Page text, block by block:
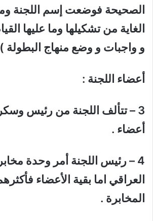
الصحيحة فوضعت إسم اللجنة
الغاية من تشكيلها وما عليها
و واجبات و وضع منهاج البطولة
أعضاء اللجنة :
3 – تتألف اللجنة من رئيس
أعضاء .
4 – رئيس اللجنة أمر وحدة
العراقي اما بقية الأعضاء
المخابرة .